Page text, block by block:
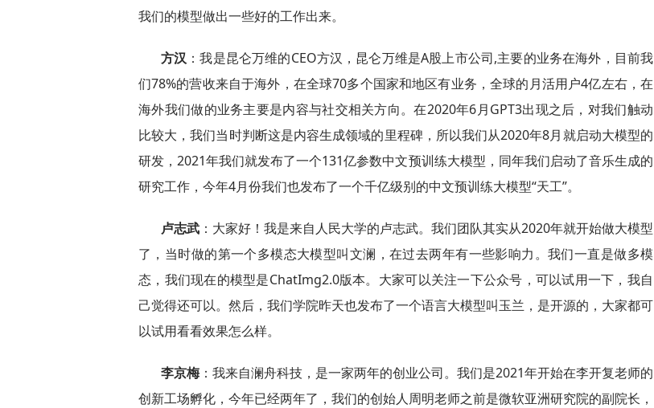
我们的模型做出一些好的工作出来。
方汉 ：我是昆仑万维的CEO方汉，昆仑万维是A股上市公司,主要的业务在海外，目前我
们78%的营收来自于海外，在全球70多个国家和地区有业务，全球的月活用户4亿左右，在
海外我们做的业务主要是内容与社交相关方向。在2020年6月GPT3出现之后，对我们触动
比较大，我们当时判断这是内容生成领域的里程碑，所以我们从2020年8月就启动大模型的
研发，2021年我们就发布了一个131亿参数中文预训练大模型，同年我们启动了音乐生成的
研究工作，今年4月份我们也发布了一个千亿级别的中文预训练大模型“天工”。
卢志武 ：大家好！我是来自人民大学的卢志武。我们团队其实从2020年就开始做大模型
了，当时做的第一个多模态大模型叫文澜，在过去两年有一些影响力。我们一直是做多模
态，我们现在的模型是ChatImg2.0版本。大家可以关注一下公众号，可以试用一下，我自
己觉得还可以。然后，我们学院昨天也发布了一个语言大模型叫玉兰，是开源的，大家都可
以试用看看效果怎么样。
李京梅：我来自澜舟科技，是一家两年的创业公司。我们是2021年开始在李开复老师的
创新工场孵化，今年已经两年了，我们的创始人周明老师之前是微软亚洲研究院的副院长，